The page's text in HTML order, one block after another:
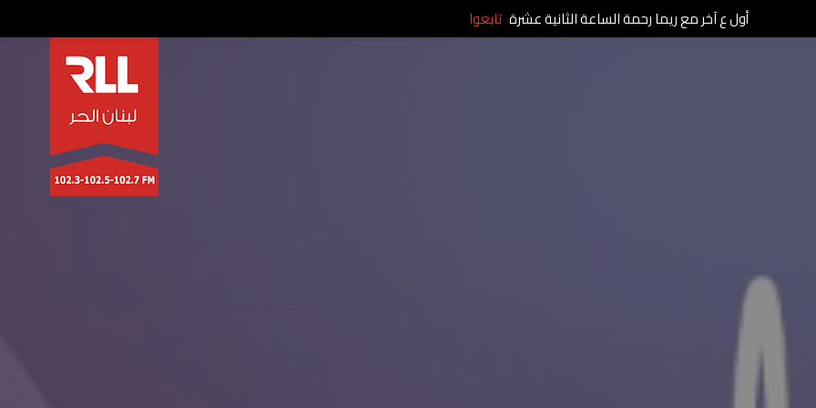
أول ع آخر مع ريما رحمة الساعة الثانية عشرة تابعوا